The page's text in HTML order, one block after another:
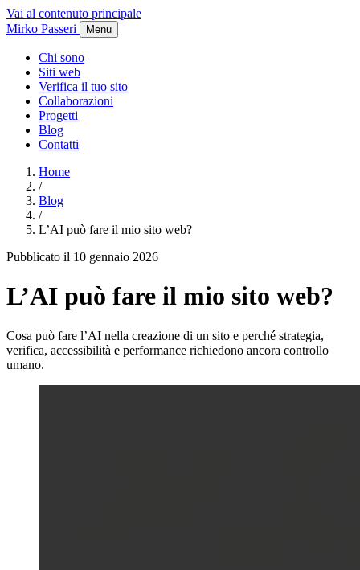
Vai al contenuto principale
Mirko Passeri
Menu
Chi sono
Siti web
Verifica il tuo sito
Collaborazioni
Progetti
Blog
Contatti
Home
/
Blog
/
L’AI può fare il mio sito web?
Pubblicato il 10 gennaio 2026
L’AI può fare il mio sito web?
Cosa può fare l’AI nella creazione di un sito e perché strategia,
verifica, accessibilità e performance richiedono ancora controllo
umano.